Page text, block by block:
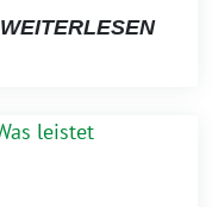
WEITERLESEN